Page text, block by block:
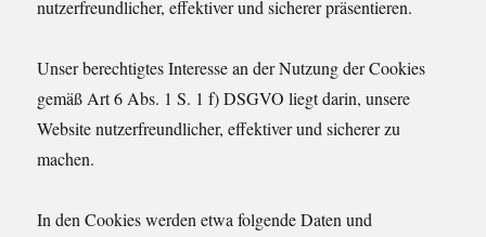
nutzerfreundlicher, effektiver und sicherer präsentieren.
Unser berechtigtes Interesse an der Nutzung der Cookies
gemäß Art 6 Abs. 1 S. 1 f) DSGVO liegt darin, unsere
Website nutzerfreundlicher, effektiver und sicherer zu
machen.
In den Cookies werden etwa folgende Daten und